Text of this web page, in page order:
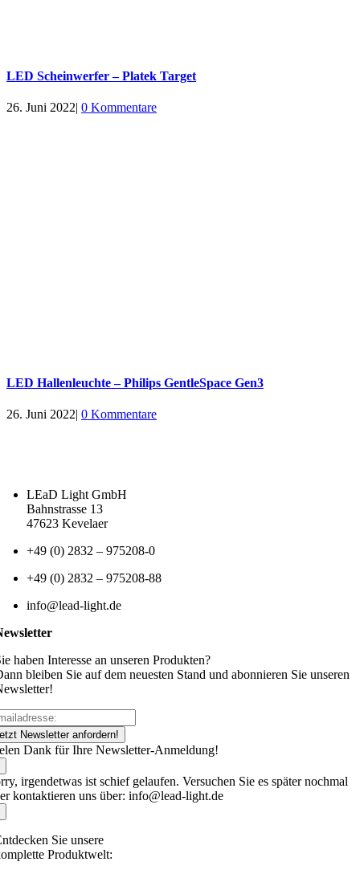
LED Scheinwerfer – Platek Target
26. Juni 2022| 0 Kommentare
LED Hallenleuchte – Philips GentleSpace Gen3
26. Juni 2022| 0 Kommentare
LEaD Light GmbH
Bahnstrasse 13
47623 Kevelaer
+49 (0) 2832 – 975208-0
+49 (0) 2832 – 975208-88
info@lead-light.de
haben Interesse an unseren Produkten?
bleiben Sie auf dem neuesten Stand und abonnieren Sie unseren
Newsletter anfordern!
Dank für Ihre Newsletter-Anmeldung!
irgendetwas ist schief gelaufen. Versuchen Sie es später nochmal
kontaktieren uns über: info@lead-light.de
Sie unsere
Produktwelt: